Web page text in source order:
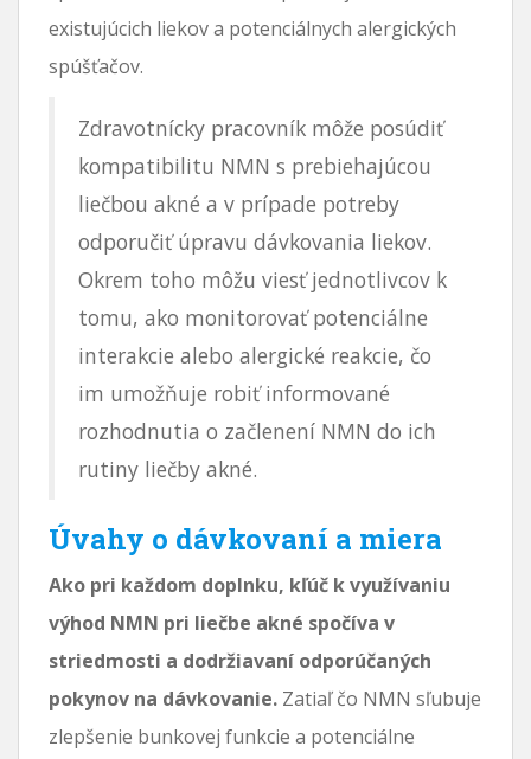
existujúcich liekov a potenciálnych alergických
spúšťačov.
Zdravotnícky pracovník môže posúdiť
kompatibilitu NMN s prebiehajúcou
liečbou akné a v prípade potreby
odporučiť úpravu dávkovania liekov.
Okrem toho môžu viesť jednotlivcov k
tomu, ako monitorovať potenciálne
interakcie alebo alergické reakcie, čo
im umožňuje robiť informované
rozhodnutia o začlenení NMN do ich
rutiny liečby akné.
Úvahy o dávkovaní a miera
Ako pri každom doplnku, kľúč k využívaniu
výhod NMN pri liečbe akné spočíva v
striedmosti a dodržiavaní odporúčaných
pokynov na dávkovanie. Zatiaľ čo NMN sľubuje
zlepšenie bunkovej funkcie a potenciálne